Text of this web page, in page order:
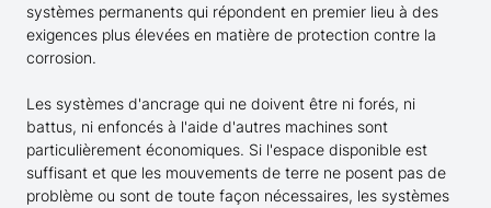
systèmes permanents qui répondent en premier lieu à des
exigences plus élevées en matière de protection contre la
corrosion.
Les systèmes d'ancrage qui ne doivent être ni forés, ni
battus, ni enfoncés à l'aide d'autres machines sont
particulièrement économiques. Si l'espace disponible est
suffisant et que les mouvements de terre ne posent pas de
problème ou sont de toute façon nécessaires, les systèmes